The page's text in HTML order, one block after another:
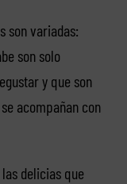
son variadas:
son solo
y que son
acompañan con
delicias que